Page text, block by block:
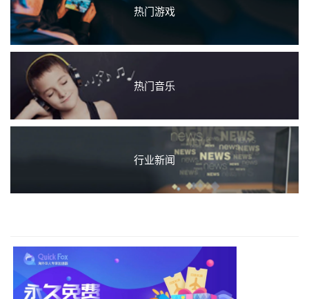
热门游戏
热门音乐
行业新闻